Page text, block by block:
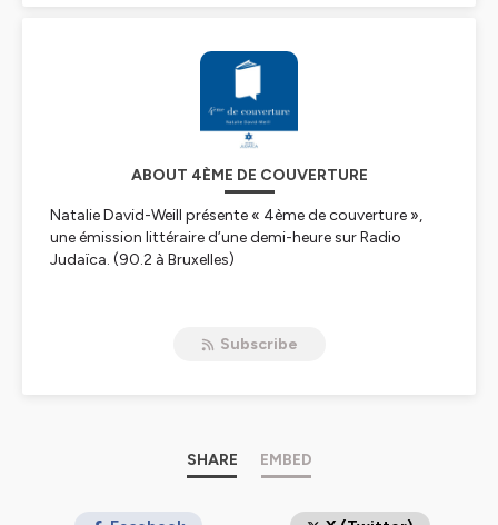
ABOUT 4ÈME DE COUVERTURE
Natalie David-Weill présente « 4ème de couverture »,
une émission littéraire d’une demi-heure sur Radio
Judaïca. (90.2 à Bruxelles)
comme ses doutes, en un mot il va dévoiler les dessous
- parle d'un roman qui l’a marqué, ému ou amusé. Une
occasion de découvrir des oeuvres souvent oubliées.
Subscribe
SHARE EMBED